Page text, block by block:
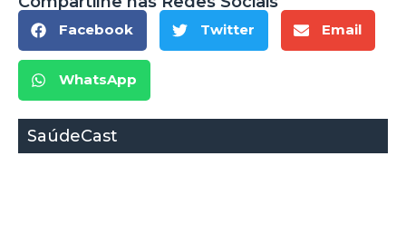
Facebook Twitter Email
WhatsApp
SaúdeCast